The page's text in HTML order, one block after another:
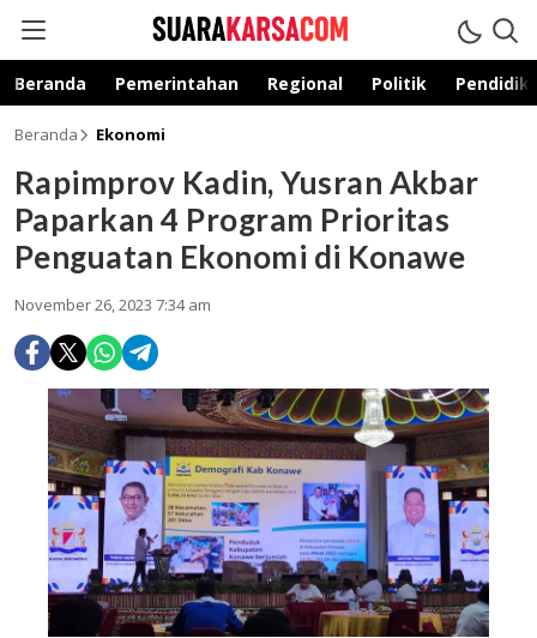
suarakarsa.com
Informasi terpercaya
Beranda Pemerintahan Regional Politik
Beranda Ekonomi
Rapimprov Kadin, Yusran Akbar
Paparkan 4 Program Prioritas
Penguatan Ekonomi di Konawe
November 26, 2023 7:34 am